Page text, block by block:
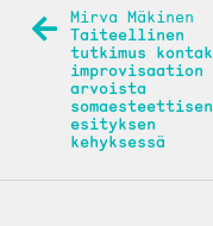
ARTIKKELIEN
SELAUS
Mirva Mäkinen
Taiteellinen
tutkimus
improvisaation
arvoista
somaesteettisen
esityksen
kehyksessä